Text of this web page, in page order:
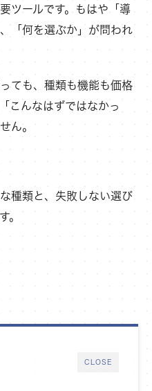
ツールです。もはや「導
「何を選ぶか」が問われ
ても、種類も機能も価格
こんなはずではなかっ
ん。
種類と、失敗しない選び
。
CLOSE